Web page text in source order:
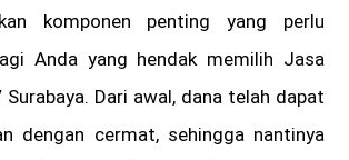
komponen penting yang perlu
Anda yang hendak memilih Jasa
Surabaya. Dari awal, dana telah dapat
dengan cermat, sehingga nantinya